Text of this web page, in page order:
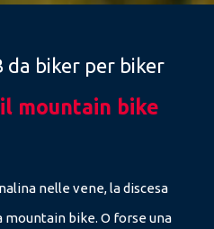
da biker per biker
mountain bike
nelle vene, la discesa
bike. O forse una